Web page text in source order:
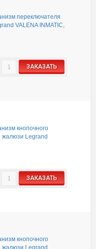
переключателя
VALENA INMATIC,
ЗАКАЗАТЬ
кнопочного
жалюзи Legrand
ЗАКАЗАТЬ
кнопочного